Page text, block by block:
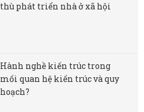
thù phát triển nhà ở xã hội
Hành nghề kiến trúc trong
mối quan hệ kiến trúc và quy
hoạch?